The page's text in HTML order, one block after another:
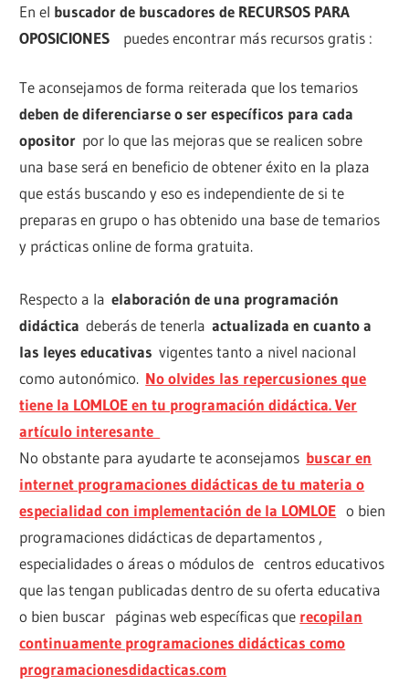
En el buscador de buscadores de RECURSOS PARA
OPOSICIONES
puedes encontrar más recursos gratis :
Te aconsejamos de forma reiterada que los temarios
deben de diferenciarse o ser específicos para cada
opositor por lo que las mejoras que se realicen sobre
una base será en beneficio de obtener éxito en la plaza
que estás buscando y eso es independiente de si te
preparas en grupo o has obtenido una base de temarios
y prácticas online de forma gratuita.
Respecto a laelaboración de una programación
didáctica deberás de tenerlaactualizada en cuanto a
las leyes educativas vigentes tanto a nivel nacional
como autonómico. No olvides las repercusiones que
tiene la LOMLOE en tu programación didáctica. Ver
artículo interesante
No obstante para ayudarte te aconsejamos buscar en
internet programaciones didácticas de tu materia o
especialidad con implementación de la LOMLOE o bien
programaciones didácticas de departamentos ,
especialidades o áreas o módulos de centros educativos
que las tengan publicadas dentro de su oferta educativa
o bien buscar páginas web específicas que recopilan
continuamente programaciones didácticas como
programacionesdidacticas.com